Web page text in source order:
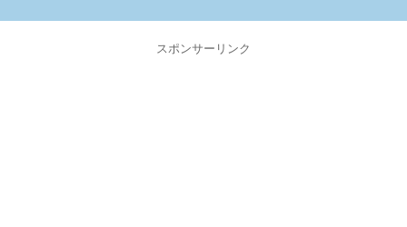
スポンサーリンク